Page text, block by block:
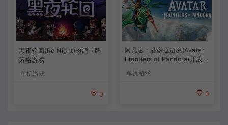
黑夜轮回(Re Night)肉鸽卡牌
策略游戏
单机游戏
0
阿凡达：潘多拉边境(Avatar
Frontiers of Pandora)开放世
界冒险游戏
单机游戏
0